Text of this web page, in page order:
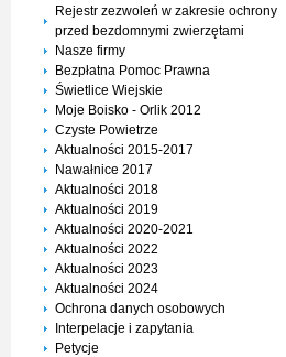
Rejestr zezwoleń w zakresie ochrony
przed bezdomnymi zwierzętami
Nasze firmy
Bezpłatna Pomoc Prawna
Świetlice Wiejskie
Moje Boisko - Orlik 2012
Czyste Powietrze
Aktualności 2015-2017
Nawałnice 2017
Aktualności 2018
Aktualności 2019
Aktualności 2020-2021
Aktualności 2022
Aktualności 2023
Aktualności 2024
Ochrona danych osobowych
Interpelacje i zapytania
Petycje